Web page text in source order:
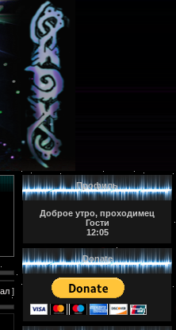
]
Профиль
Доброе утро, проходимец
Гости
12:05
Donate